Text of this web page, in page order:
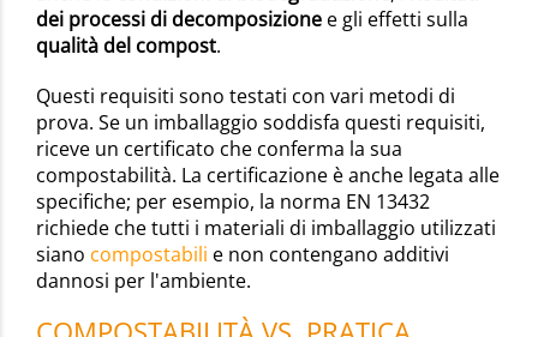
dei processi di decomposizione e gli effetti sulla
qualità del compost.
Questi requisiti sono testati con vari metodi di
prova. Se un imballaggio soddisfa questi requisiti,
riceve un certificato che conferma la sua
compostabilità. La certificazione è anche legata alle
specifiche; per esempio, la norma EN 13432
richiede che tutti i materiali di imballaggio utilizzati
siano compostabili e non contengano additivi
dannosi per l'ambiente.